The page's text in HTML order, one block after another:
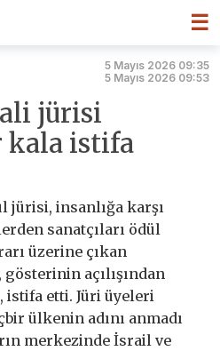
☰
5 Mayıs 2026 09:35
5 Mayıs 2026 09:53
jürisi
kala istifa
jürisi, insanlığa karşı
sanatçıları ödül
üzerine çıkan
açılışından
istifa etti. Jüri üyeleri
ülkenin adını anmadı
merkezinde İsrail ve